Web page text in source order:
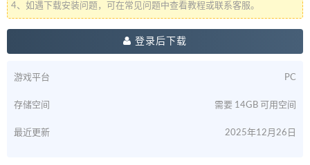
4、如遇下载安装问题，可在常见问题中查看教程或联系客服。
登录后下载
游戏平台 PC
存储空间 需要 14GB 可用空间
最近更新 2025年12月26日